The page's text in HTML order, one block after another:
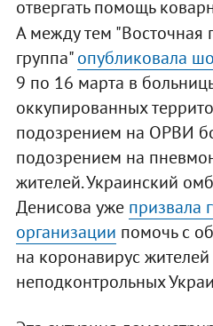
отвергать помощь
А между тем "Восточная
группа"опубликовала
9 по 16 марта в
оккупированных
подозрением на ОРВИ
подозрением на
жителей. Украинский
Денисова уже призвала
организации помочь с
на коронавирус
неподконтрольных